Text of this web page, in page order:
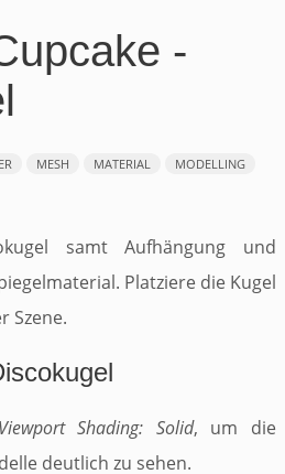
-
MESH MATERIAL
MODELLING
samt Aufhängung und
Platziere die Kugel
Szene.
Viewport Shading: Solid, um die
deutlich zu sehen.